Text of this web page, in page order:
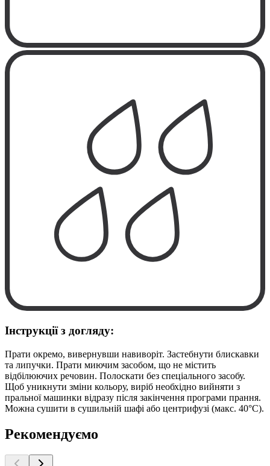
Інструкції з догляду:
Прати окремо, вивернувши навиворіт. Застебнути блискавки
та липучки. Прати миючим засобом, що не містить
відбілюючих речовин. Полоскати без спеціального засобу.
Щоб уникнути зміни кольору, виріб необхідно вийняти з
пральної машинки відразу після закінчення програми прання.
Можна сушити в сушильній шафі або центрифузі (макс. 40°C).
Рекомендуємо